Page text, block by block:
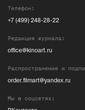
Телефон:
+7 (499) 248-28-22
Редакция журнала:
office@kinoart.ru
Распространение и
order.filmart@yandex.ru
Мы в соцсетях: